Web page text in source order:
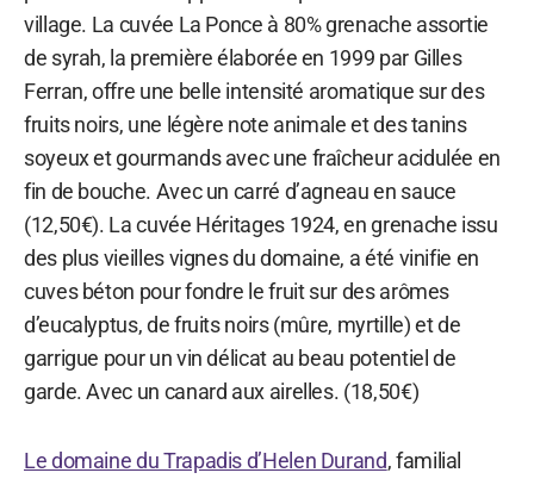
village. La cuvée La Ponce à 80% grenache assortie
de syrah, la première élaborée en 1999 par Gilles
Ferran, offre une belle intensité aromatique sur des
fruits noirs, une légère note animale et des tanins
soyeux et gourmands avec une fraîcheur acidulée en
fin de bouche. Avec un carré d’agneau en sauce
(12,50€). La cuvée Héritages 1924, en grenache issu
des plus vieilles vignes du domaine, a été vinifie en
cuves béton pour fondre le fruit sur des arômes
d’eucalyptus, de fruits noirs (mûre, myrtille) et de
garrigue pour un vin délicat au beau potentiel de
garde. Avec un canard aux airelles. (18,50€)
Le domaine du Trapadis d’Helen Durand, familial